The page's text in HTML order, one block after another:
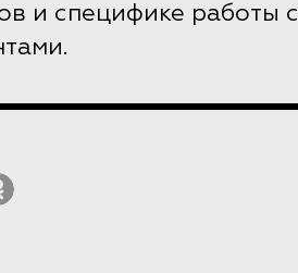
и специфике работы с